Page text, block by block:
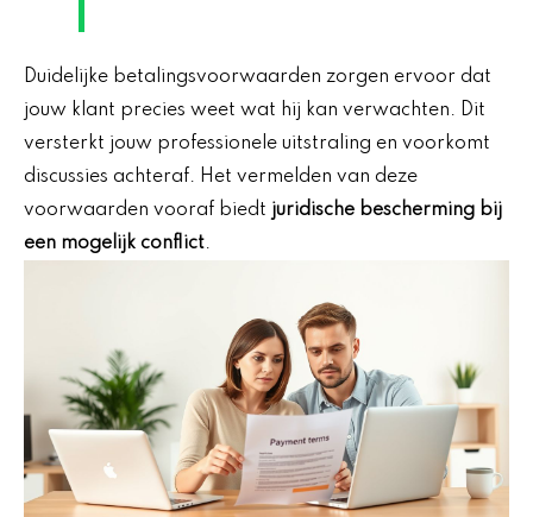
Duidelijke betalingsvoorwaarden zorgen ervoor dat
jouw klant precies weet wat hij kan verwachten. Dit
versterkt jouw professionele uitstraling en voorkomt
discussies achteraf. Het vermelden van deze
voorwaarden vooraf biedt juridische bescherming bij
een mogelijk conflict.